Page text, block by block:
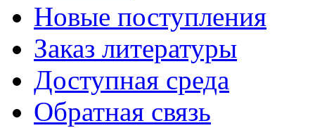
Новые поступления
Заказ литературы
Доступная среда
Обратная связь